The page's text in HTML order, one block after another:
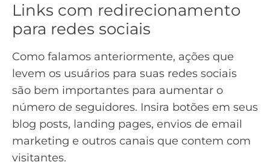
Links com redirecionamento
para redes sociais
Como falamos anteriormente, ações que
levem os usuários para suas redes sociais
são bem importantes para aumentar o
número de seguidores. Insira botões em seus
blog posts, landing pages, envios de email
marketing e outros canais que contem com
visitantes.